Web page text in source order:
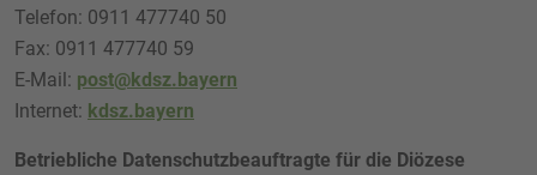
Telefon: 0911 477740 50
Fax: 0911 477740 59
E-Mail: post@kdsz.bayern
Internet: kdsz.bayern
Betriebliche Datenschutzbeauftragte für die Diözese